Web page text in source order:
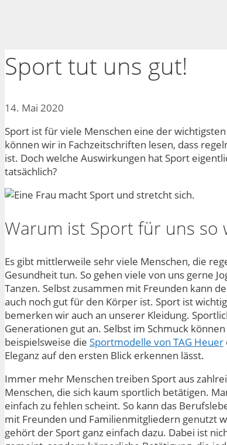
Sport tut uns gut!
14. Mai 2020
Sport ist für viele Menschen eine der
können wir in Fachzeitschriften lesen, dass
ist. Doch welche Auswirkungen hat Sport
tatsächlich?
Warum ist Sport für uns so
Es gibt mittlerweile sehr viele Menschen, die
Gesundheit tun. So gehen viele von uns gerne
Tanzen. Selbst zusammen mit Freunden kann
auch noch gut für den Körper ist. Sport ist
bemerken wir auch an unserer Kleidung.
Generationen gut an. Selbst im Schmuck
beispielsweise die Sportmodelle von TAG Heuer
Eleganz auf den ersten Blick erkennen lässt.
Immer mehr Menschen treiben Sport aus
Menschen, die sich kaum sportlich betätigen.
einfach zu fehlen scheint. So kann das
mit Freunden und Familienmitgliedern genutzt
gehört der Sport ganz einfach dazu. Dabei ist